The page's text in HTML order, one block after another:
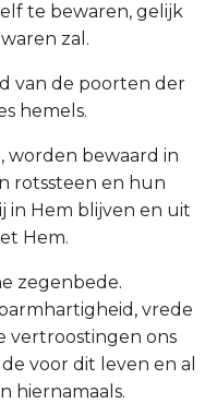
te bewaren, gelijk
zal.
van de poorten der
hemels.
worden bewaard in
rotssteen en hun
in Hem blijven en uit
Hem.
zegenbede.
vrede
vertroostingen ons
voor dit leven en al
hiernamaals.